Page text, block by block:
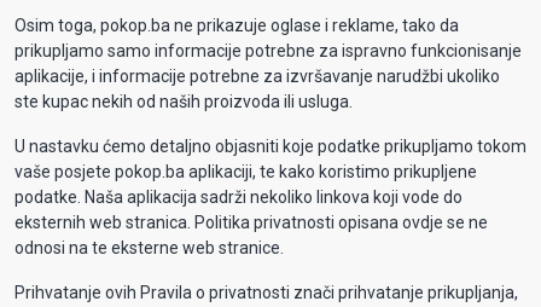
Osim toga, pokop.ba ne prikazuje oglase i reklame, tako da
prikupljamo samo informacije potrebne za ispravno funkcionisanje
aplikacije, i informacije potrebne za izvršavanje narudžbi ukoliko
ste kupac nekih od naših proizvoda ili usluga.
U nastavku ćemo detaljno objasniti koje podatke prikupljamo tokom
vaše posjete pokop.ba aplikaciji, te kako koristimo prikupljene
podatke. Naša aplikacija sadrži nekoliko linkova koji vode do
eksternih web stranica. Politika privatnosti opisana ovdje se ne
odnosi na te eksterne web stranice.
Prihvatanje ovih Pravila o privatnosti znači prihvatanje prikupljanja,